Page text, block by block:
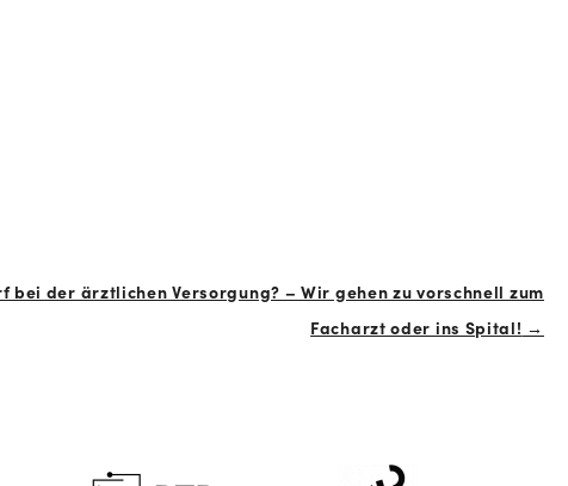
bei der ärztlichen Versorgung? – Wir gehen zu vorschnell zum
Facharzt oder ins Spital! →